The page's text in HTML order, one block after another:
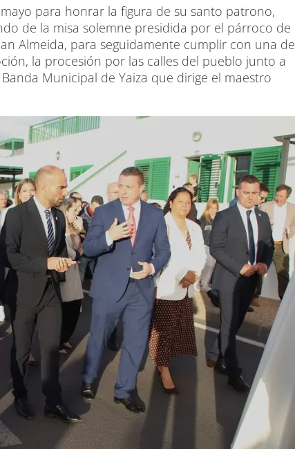
para honrar la figura de su santo patrono,
de la misa solemne presidida por el párroco de
Almeida, para seguidamente cumplir con una de
la procesión por las calles del pueblo junto a
Municipal de Yaiza que dirige el maestro